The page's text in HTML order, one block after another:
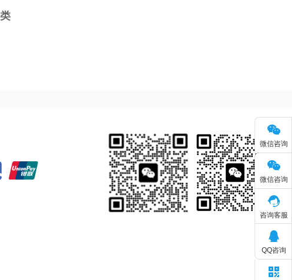
微信咨询
微信咨询
咨询客服
QQ咨询